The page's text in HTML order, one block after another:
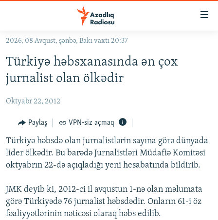
Əsas
qayıt
Əsas
naviqasiyaya
qayıt
#İZAHLA
#ƏSLINDƏ
FƏRQƏ BAX
QANUNI DOĞRU
ARAŞDIRMA
VIDEO
FOTOQALEREYA
RADIO ARXIV
OXU ZALI
HAQQIMIZDA
2026, 08 Avqust, şənbə, Bakı vaxtı 20:37
Türkiyə həbsxanasında ən çox
jurnalist olan ölkədir
Oktyabr 22, 2012
Paylaş VPN-siz açmaq
Türkiyə həbsdə olan jurnalistlərin sayına görə dünyada
lider ölkədir. Bu barədə Jurnalistləri Müdafiə Komitəsi
oktyabrın 22-də açıqladığı yeni hesabatında bildirib.
JMK deyib ki, 2012-ci il avqustun 1-nə olan məlumata
görə Türkiyədə 76 jurnalist həbsdədir. Onların 61-i öz
fəaliyyətlərinin nəticəsi olaraq həbs edilib.